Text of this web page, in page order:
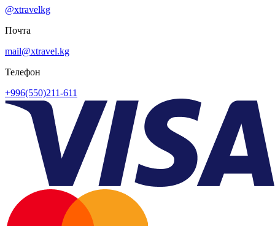
@xtravelkg
Почта
mail@xtravel.kg
Телефон
+996(550)211-611